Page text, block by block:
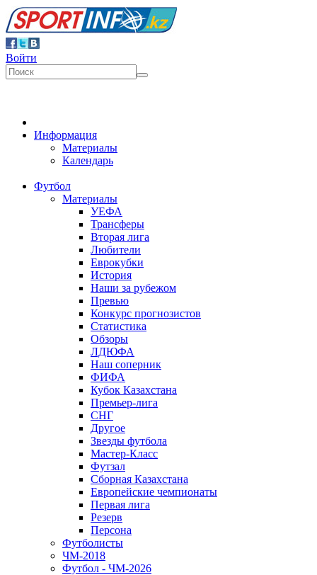
Войти
Информация
Материалы
Календарь
Футбол
Материалы
УЕФА
Трансферы
Вторая лига
Любители
Еврокубки
История
Наши за рубежом
Превью
Конкурс прогнозистов
Статистика
Обзоры
ЛДЮФА
Наш соперник
ФИФА
Кубок Казахстана
Премьер-лига
СНГ
Другое
Звезды футбола
Мастер-Класс
Футзал
Сборная Казахстана
Европейские чемпионаты
Первая лига
Резерв
Персона
Футболисты
ЧМ-2018
Футбол - ЧМ-2026